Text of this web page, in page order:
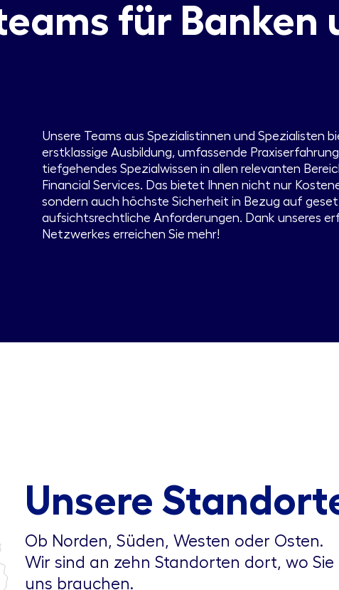
für Banken
Unsere Teams aus Spezialistinnen und Spezialisten
erstklassige Ausbildung, umfassende
tiefgehendes Spezialwissen in allen relevanten
Financial Services. Das bietet Ihnen nicht nur
sondern auch höchste Sicherheit in Bezug auf
aufsichtsrechtliche Anforderungen. Dank unseres
Netzwerkes erreichen Sie mehr!
Unsere
Ob Norden, Süden, Westen oder Osten.
Wir sind an zehn Standorten dort, wo Sie
uns brauchen.